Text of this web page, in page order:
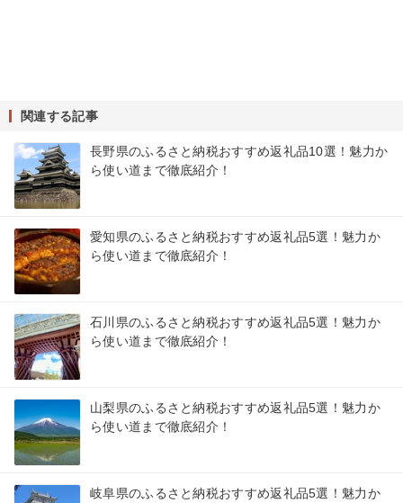
関連する記事
長野県のふるさと納税おすすめ返礼品10選！魅力か
ら使い道まで徹底紹介！
愛知県のふるさと納税おすすめ返礼品5選！魅力か
ら使い道まで徹底紹介！
石川県のふるさと納税おすすめ返礼品5選！魅力か
ら使い道まで徹底紹介！
山梨県のふるさと納税おすすめ返礼品5選！魅力か
ら使い道まで徹底紹介！
岐阜県のふるさと納税おすすめ返礼品5選！魅力か